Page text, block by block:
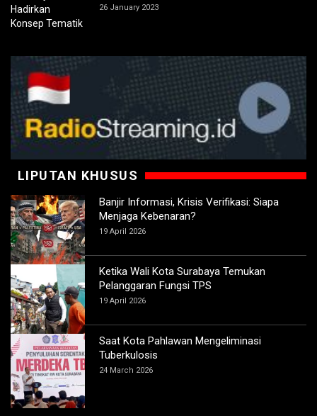
26 January 2023
LIPUTAN KHUSUS
Banjir Informasi, Krisis Verifikasi: Siapa
Menjaga Kebenaran?
19 April 2026
Ketika Wali Kota Surabaya Temukan
Pelanggaran Fungsi TPS
19 April 2026
Saat Kota Pahlawan Mengeliminasi
Tuberkulosis
24 March 2026